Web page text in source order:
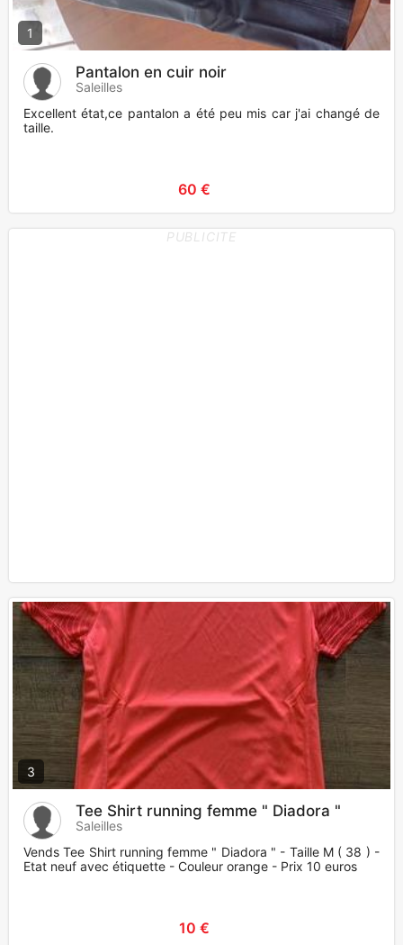
1
Pantalon en cuir noir
Saleilles
Excellent état,ce pantalon a été peu mis car j'ai changé de
taille.
60 €
PUBLICITE
3
Tee Shirt running femme " Diadora "
Saleilles
Vends Tee Shirt running femme " Diadora " - Taille M ( 38 ) -
Etat neuf avec étiquette - Couleur orange - Prix 10 euros
10 €